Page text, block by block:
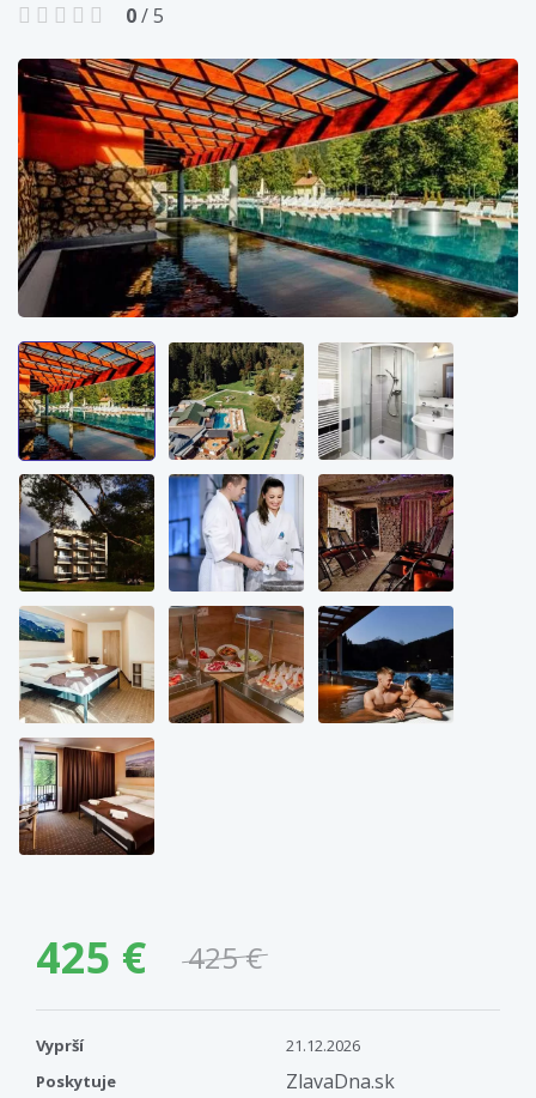
0/ 5
425 € 425 €
Vyprší
21.12.2026
Poskytuje
ZlavaDna.sk